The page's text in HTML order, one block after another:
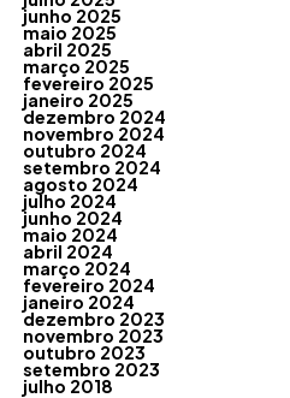
junho 2025
maio 2025
abril 2025
março 2025
fevereiro 2025
janeiro 2025
dezembro 2024
novembro 2024
outubro 2024
setembro 2024
agosto 2024
julho 2024
junho 2024
maio 2024
abril 2024
março 2024
fevereiro 2024
janeiro 2024
dezembro 2023
novembro 2023
outubro 2023
setembro 2023
julho 2018